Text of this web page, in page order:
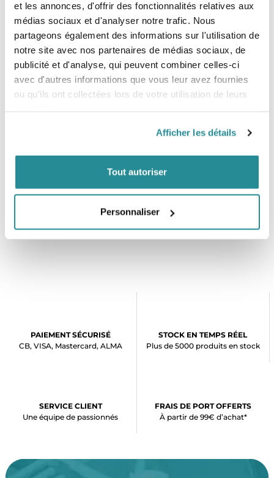
et les annonces, d'offrir des fonctionnalités relatives aux
médias sociaux et d'analyser notre trafic. Nous
partageons également des informations sur l'utilisation de
notre site avec nos partenaires de médias sociaux, de
publicité et d'analyse, qui peuvent combiner celles-ci
avec d'autres informations que vous leur avez fournies
ou qu'ils ont collectées lors de votre utilisation de leurs
Afficher les détails
Tout autoriser
Personnaliser
la caméra à la main.
Le trépied amovible se place facilement à l'intérieur de la
Le mini trépied léger peut être utilisé seul ou associé à la
poignée.
Étanche : s'utilise aussi bien dans l'eau que hors de l'eau.
Il mesure 19 cm et peut atteindre 50,80 cm en extension
PAIEMENT SÉCURISÉ
CB, VISA, Mastercard, ALMA
STOCK EN TEMPS RÉEL
Plus de 5000 produits en stock
SERVICE CLIENT
Une équipe de passionnés
FRAIS DE PORT OFFERTS
À partir de 99€ d’achat*